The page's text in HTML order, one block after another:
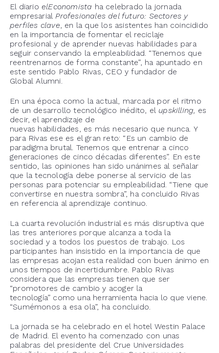
El diario elEconomista ha celebrado la jornada
empresarialProfesionales del futuro: Sectores y
perfiles clave, en la que los asistentes han coincidido
en la importancia de fomentar el reciclaje
profesional y de aprender nuevas habilidades para
seguir conservando la empleabilidad. “Tenemos que
reentrenarnos de forma constante”, ha apuntado en
este sentido Pablo Rivas, CEO y fundador de
Global Alumni.
En una época como la actual, marcada por el ritmo
de un desarrollo tecnológico inédito, el upskilling, es
decir, el aprendizaje de
nuevas habilidades, es más necesario que nunca. Y
para Rivas ese es el gran reto: “Es un cambio de
paradigma brutal. Tenemos que entrenar a cinco
generaciones de cinco décadas diferentes”. En este
sentido, las opiniones han sido unánimes al señalar
que la tecnología debe ponerse al servicio de las
personas para potenciar su empleabilidad. “Tiene que
convertirse en nuestra sombra”, ha concluido Rivas
en referencia al aprendizaje continuo.
La cuarta revolución industrial es más disruptiva que
las tres anteriores porque alcanza a toda la
sociedad y a todos los puestos de trabajo. Los
participantes han insistido en la importancia de que
las empresas acojan esta realidad con buen ánimo en
unos tiempos de incertidumbre. Pablo Rivas
considera que las empresas tienen que ser
“promotores de cambio y acoger la
tecnología” como una herramienta hacia lo que viene.
“Sumémonos a esa ola”, ha concluido.
La jornada se ha celebrado en el hotel Westin Palace
de Madrid. El evento ha comenzado con unas
palabras del presidente del Crue Universidades